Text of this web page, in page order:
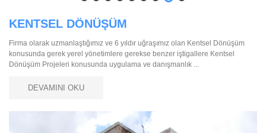
KENTSEL DÖNÜŞÜM
Firma olarak uzmanlaştığımız ve 6 yıldır uğraşımız olan Kentsel Dönüşüm
konusunda gerek yerel yönetimlere gerekse benzer iştigallere Kentsel
Dönüşüm Projeleri konusunda uygulama ve danışmanlık ...
DEVAMINI OKU